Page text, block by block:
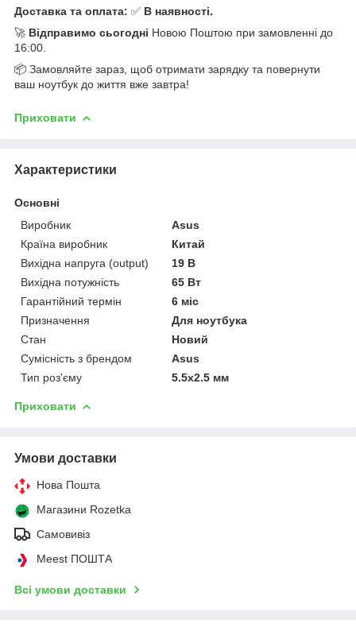
Доставка та оплата: ✅ В наявності.
🚀 Відправимо сьогодні Новою Поштою при замовленні до
16:00.
📦 Замовляйте зараз, щоб отримати зарядку та повернути
ваш ноутбук до життя вже завтра!
Приховати
Характеристики
Основні
Виробник
Asus
Країна виробник
Китай
Вихідна напруга (output)
19 В
Вихідна потужність
65 Вт
Гарантійний термін
6 міс
Призначення
Для ноутбука
Стан
Новий
Сумісність з брендом
Asus
Тип роз'єму
5.5x2.5 мм
Приховати
Умови доставки
Нова Пошта
Магазини Rozetka
Самовивіз
Meest ПОШТА
Всі умови доставки